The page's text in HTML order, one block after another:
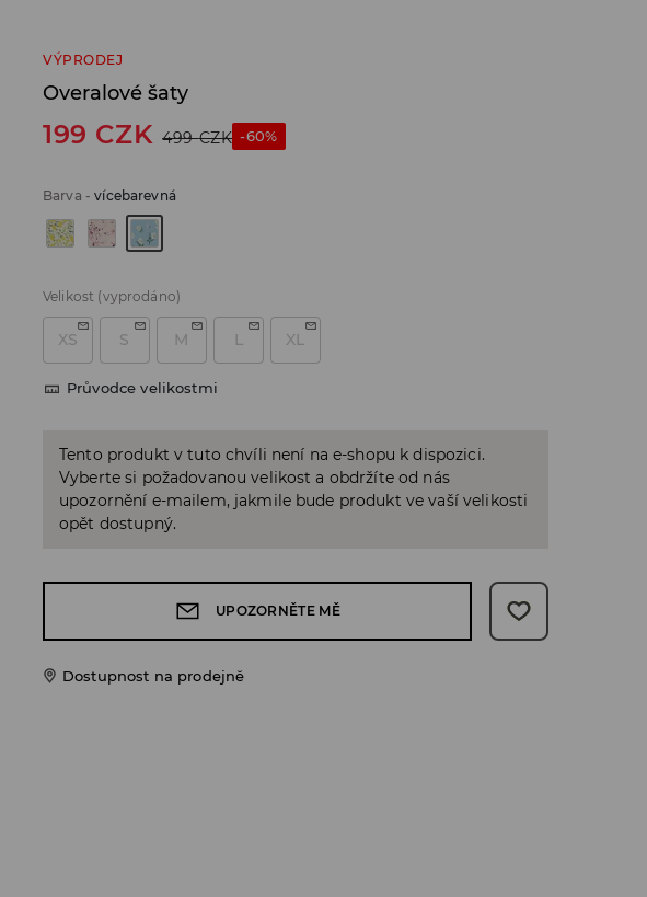
VÝPRODEJ
Overalové šaty
199 CZK 499 CZK -60%
Barva -vícebarevná
Velikost (vyprodáno)
XS S M L XL
Průvodce velikostmi
Tento produkt v tuto chvíli není na e-shopu k dispozici.
Vyberte si požadovanou velikost a obdržíte od nás
upozornění e-mailem, jakmile bude produkt ve vaší velikosti
opět dostupný.
UPOZORNĚTE MĚ
Dostupnost na prodejně